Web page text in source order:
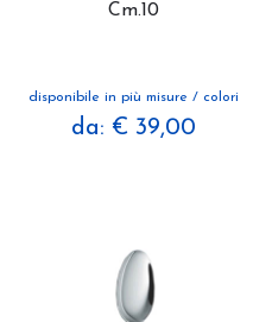
Cm.10
disponibile in più misure / colori
da: € 39,00